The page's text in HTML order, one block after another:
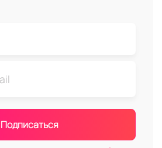
Подписаться